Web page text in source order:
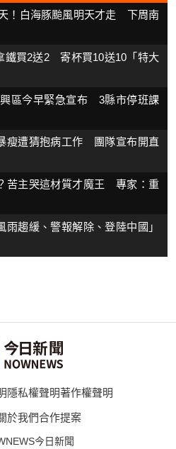
！白海豚颱風明天才走 下周南
鐵買2送2 寄杯買10送10「特大
區今早緊急宣布 3縣市停班課
瘦遭猜抱病工作 團隊宣布開直
苦主哭這材質才魔王 專家：重
趨緩、警報解除、登陸中國」
隱私權聲明著作權聲明
於我們合作提案
今日新聞